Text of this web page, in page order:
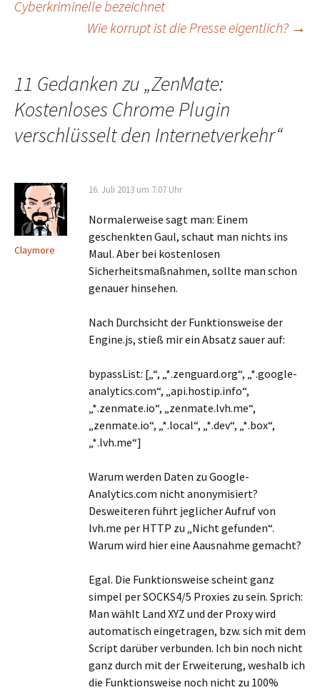
Cyberkriminelle bezeichnet
Wie korrupt ist die Presse eigentlich? →
11 Gedanken zu „ZenMate:
Kostenloses Chrome Plugin
verschlüsselt den Internetverkehr“
Claymore
16. Juli 2013 um 7:07 Uhr
Normalerweise sagt man: Einem
geschenkten Gaul, schaut man nichts ins
Maul. Aber bei kostenlosen
Sicherheitsmaßnahmen, sollte man schon
genauer hinsehen.
Nach Durchsicht der Funktionsweise der
Engine.js, stieß mir ein Absatz sauer auf:
bypassList: [„“, „*.zenguard.org“, „*.google-
analytics.com“, „api.hostip.info“,
„*.zenmate.io“, „zenmate.lvh.me“,
„zenmate.io“, „*.local“, „*.dev“, „*.box“,
„*.lvh.me“]
Warum werden Daten zu Google-
Analytics.com nicht anonymisiert?
Desweiteren führt jeglicher Aufruf von
lvh.me per HTTP zu „Nicht gefunden“.
Warum wird hier eine Aausnahme gemacht?
Egal. Die Funktionsweise scheint ganz
simpel per SOCKS4/5 Proxies zu sein. Sprich:
Man wählt Land XYZ und der Proxy wird
automatisch eingetragen, bzw. sich mit dem
Script darüber verbunden. Ich bin noch nicht
ganz durch mit der Erweiterung, weshalb ich
die Funktionsweise noch nicht zu 100%